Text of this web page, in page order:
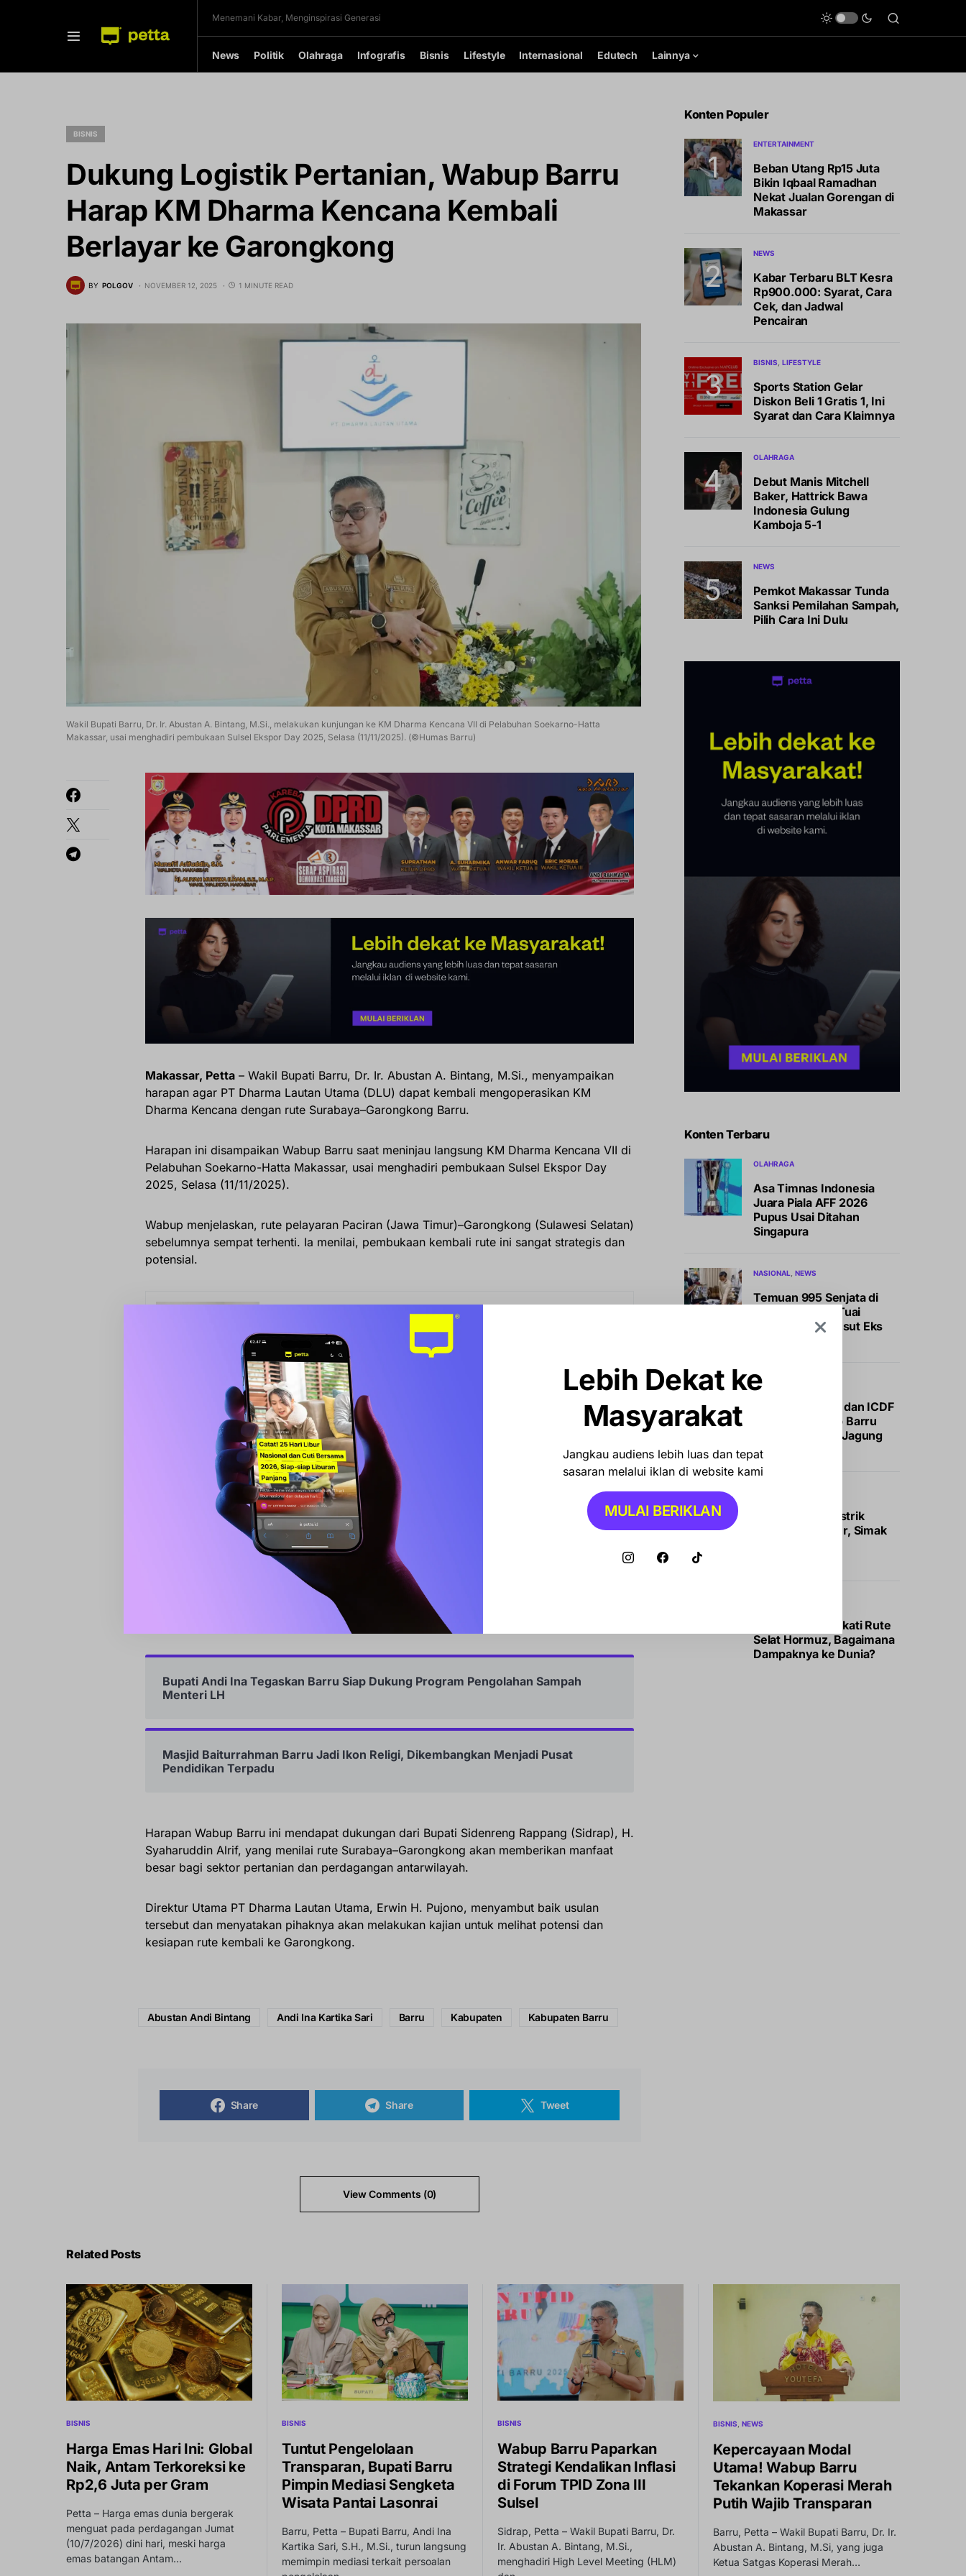
Menemani Kabar, Menginspirasi Generasi
News Politik Olahraga Infografis Bisnis Lifestyle Internasional Edutech Lainnya
BISNIS
Dukung Logistik Pertanian, Wabup Barru
Harap KM Dharma Kencana Kembali
Berlayar ke Garongkong
BY POLGOV NOVEMBER 12, 2025 1 MINUTE READ
Wakil Bupati Barru, Dr. Ir. Abustan A. Bintang, M.Si., melakukan kunjungan ke KM Dharma Kencana VII di Pelabuhan Soekarno-Hatta
Makassar, usai menghadiri pembukaan Sulsel Ekspor Day 2025, Selasa (11/11/2025). (©Humas Barru)
Makassar, Petta – Wakil Bupati Barru, Dr. Ir. Abustan A. Bintang, M.Si., menyampaikan
harapan agar PT Dharma Lautan Utama (DLU) dapat kembali mengoperasikan KM
Dharma Kencana dengan rute Surabaya–Garongkong Barru.
Harapan ini disampaikan Wabup Barru saat meninjau langsung KM Dharma Kencana VII di
Pelabuhan Soekarno-Hatta Makassar, usai menghadiri pembukaan Sulsel Ekspor Day
2025, Selasa (11/11/2025).
Wabup menjelaskan, rute pelayaran Paciran (Jawa Timur)–Garongkong (Sulawesi Selatan)
sebelumnya sempat terhenti. Ia menilai, pembukaan kembali rute ini sangat strategis dan
potensial.
Lukman B. Kady Bocorkan Kesiapan Musda Golkar Sulsel Jelang
Kedatangan Ketum Bahlil
“Kami berharap pihak PT Dharma Lautan Utama dapat kembali membuka rute ke
Garongkong. Pelabuhan ini sangat strategis dan potensial untuk mendukung arus logistik
maupun penumpang antarwilayah, khususnya antara Sulawesi dan Jawa,” ujar Wabup
Menurut Wabup Abustan, beroperasinya KM Dharma Kencana akan mempermudah dan
memperpendek jalur pengiriman komoditas pertanian dari Barru dan daerah tetangga
seperti Sidrap, Pinrang, dan Enrekang menuju Pulau Jawa.
“Keberadaan kapal ini akan sangat membantu kelancaran distribusi hasil pertanian dan
memperkuat peran Pelabuhan Garongkong sebagai simpul logistik kawasan tengah
Bupati Andi Ina Tegaskan Barru Siap Dukung Program Pengolahan Sampah
Menteri LH
Masjid Baiturrahman Barru Jadi Ikon Religi, Dikembangkan Menjadi Pusat
Pendidikan Terpadu
Harapan Wabup Barru ini mendapat dukungan dari Bupati Sidenreng Rappang (Sidrap), H.
Syaharuddin Alrif, yang menilai rute Surabaya–Garongkong akan memberikan manfaat
besar bagi sektor pertanian dan perdagangan antarwilayah.
Direktur Utama PT Dharma Lautan Utama, Erwin H. Pujono, menyambut baik usulan
tersebut dan menyatakan pihaknya akan melakukan kajian untuk melihat potensi dan
kesiapan rute kembali ke Garongkong.
Abustan Andi Bintang Andi Ina Kartika Sari Barru Kabupaten Kabupaten Barru
Share Share Tweet
View Comments (0)
Konten Populer
ENTERTAINMENT
Beban Utang Rp15 Juta
Bikin Iqbaal Ramadhan
Nekat Jualan Gorengan di
Makassar
NEWS
Kabar Terbaru BLT Kesra
Rp900.000: Syarat, Cara
Cek, dan Jadwal
Pencairan
BISNIS LIFESTYLE
Sports Station Gelar
Diskon Beli 1 Gratis 1, Ini
Syarat dan Cara Klaimnya
OLAHRAGA
Debut Manis Mitchell
Baker, Hattrick Bawa
Indonesia Gulung
Kamboja 5-1
NEWS
Pemkot Makassar Tunda
Sanksi Pemilahan Sampah,
Pilih Cara Ini Dulu
Konten Terbaru
OLAHRAGA
Asa Timnas Indonesia
Juara Piala AFF 2026
Pupus Usai Ditahan
Singapura
NASIONAL NEWS
Temuan 995 Senjata di
Sekolah Jaksel Tuai
Polemik, Polisi Usut Eks
NEWS
Gandeng Unhas dan ICDF
Taiwan, Pemkab Barru
Tanam Perdana Jagung
JJUH
Insentif Mobil Listrik
Segera Meluncur, Simak
Iran-Oman Sepakati Rute
Selat Hormuz, Bagaimana
Dampaknya ke Dunia?
Related Posts
BISNIS
Harga Emas Hari Ini: Global
Naik, Antam Terkoreksi ke
Rp2,6 Juta per Gram
Petta – Harga emas dunia bergerak
menguat pada perdagangan Jumat
(10/7/2026) dini hari, meski harga
emas batangan Antam…
BISNIS
Tuntut Pengelolaan
Transparan, Bupati Barru
Pimpin Mediasi Sengketa
Wisata Pantai Lasonrai
Barru, Petta – Bupati Barru, Andi Ina
Kartika Sari, S.H., M.Si., turun langsung
memimpin mediasi terkait persoalan
BISNIS
Wabup Barru Paparkan
Strategi Kendalikan Inflasi
di Forum TPID Zona III
Sulsel
Sidrap, Petta – Wakil Bupati Barru, Dr.
Ir. Abustan A. Bintang, M.Si.,
menghadiri High Level Meeting (HLM)
BISNIS NEWS
Kepercayaan Modal
Utama! Wabup Barru
Tekankan Koperasi Merah
Putih Wajib Transparan
Barru, Petta – Wakil Bupati Barru, Dr. Ir.
Abustan A. Bintang, M.Si, yang juga
Ketua Satgas Koperasi Merah…
Lebih Dekat ke
Masyarakat
Jangkau audiens lebih luas dan tepat
sasaran melalui iklan di website kami
MULAI BERIKLAN